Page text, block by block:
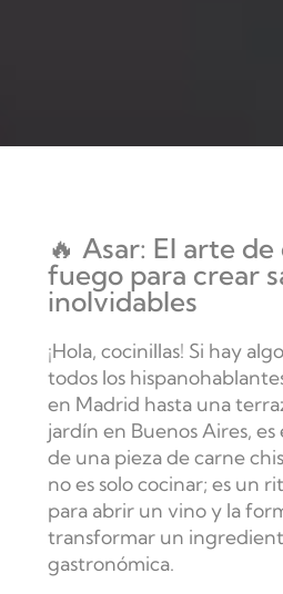
🔥 Asar: El arte
fuego para crear
inolvidables
¡Hola, cocinillas! Si hay
todos los
en Madrid hasta una
jardín en Buenos Aires, es
de una pieza de carne
no es solo cocinar; es un
para abrir un vino y la
transformar un
gastronómica.